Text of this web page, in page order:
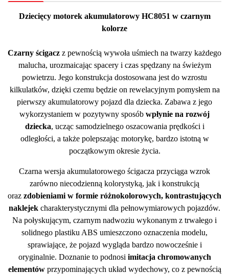
Dziecięcy motorek akumulatorowy HC8051 w czarnym
kolorze
Czarny ścigacz z pewnością wywoła uśmiech na twarzy każdego
malucha, urozmaicając spacery i czas spędzany na świeżym
powietrzu. Jego konstrukcja dostosowana jest do wzrostu
kilkulatków, dzięki czemu będzie on rewelacyjnym pomysłem na
pierwszy akumulatorowy pojazd dla dziecka. Zabawa z jego
wykorzystaniem w pozytywny sposób wpłynie na rozwój
dziecka, ucząc samodzielnego oszacowania prędkości i
odległości, a także polepszając motorykę, bardzo istotną w
początkowym okresie życia.
Czarna wersja akumulatorowego ścigacza przyciąga wzrok
zarówno niecodzienną kolorystyką, jak i konstrukcją
oraz zdobieniami w formie różnokolorowych, kontrastujących
naklejek charakterystycznymi dla pełnowymiarowych pojazdów.
Na połyskującym, czarnym nadwoziu wykonanym z trwałego i
solidnego plastiku ABS umieszczono oznaczenia modelu,
sprawiające, że pojazd wygląda bardzo nowocześnie i
oryginalnie. Doznanie to podnosi imitacja chromowanych
elementów przypominających układ wydechowy, co z pewnością